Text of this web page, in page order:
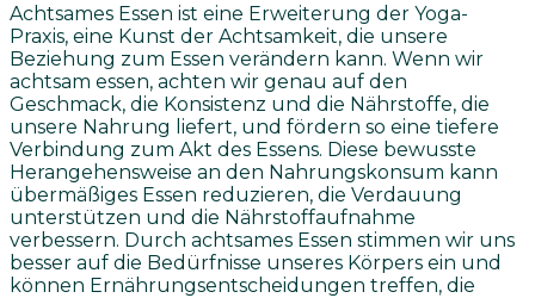
Achtsames Essen ist eine Erweiterung der Yoga-
Praxis, eine Kunst der Achtsamkeit, die unsere
Beziehung zum Essen verändern kann. Wenn wir
achtsam essen, achten wir genau auf den
Geschmack, die Konsistenz und die Nährstoffe, die
unsere Nahrung liefert, und fördern so eine tiefere
Verbindung zum Akt des Essens. Diese bewusste
Herangehensweise an den Nahrungskonsum kann
übermäßiges Essen reduzieren, die Verdauung
unterstützen und die Nährstoffaufnahme
verbessern. Durch achtsames Essen stimmen wir uns
besser auf die Bedürfnisse unseres Körpers ein und
können Ernährungsentscheidungen treffen, die